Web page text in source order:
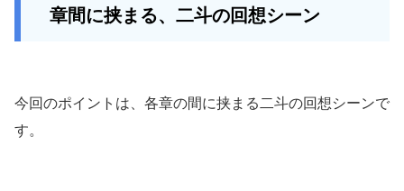
章間に挟まる、二斗の回想シーン
今回のポイントは、各章の間に挟まる二斗の回想シーンで
す。